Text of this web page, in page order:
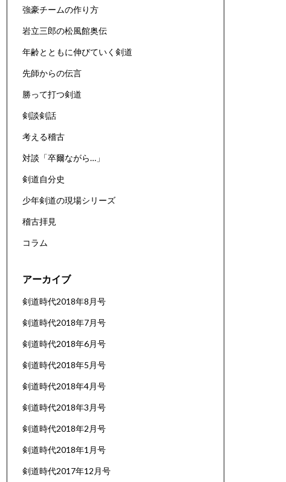
強豪チームの作り方
岩立三郎の松風館奥伝
年齢とともに伸びていく剣道
先師からの伝言
勝って打つ剣道
剣談剣話
考える稽古
対談「卒爾ながら…」
剣道自分史
少年剣道の現場シリーズ
稽古拝見
コラム
アーカイブ
剣道時代2018年8月号
剣道時代2018年7月号
剣道時代2018年6月号
剣道時代2018年5月号
剣道時代2018年4月号
剣道時代2018年3月号
剣道時代2018年2月号
剣道時代2018年1月号
剣道時代2017年12月号